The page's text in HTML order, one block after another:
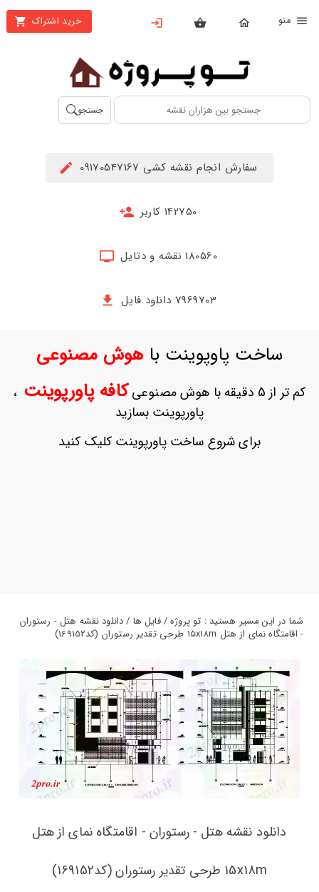
خرید اشتراک
بستن
محصولات
تهیه
اشتراک
حساب
ثبت
بازیابی
جستجو
سفارش انجام نقشه کشی 09170547167
142750 کاربر
180560 نقشه و دتایل
7969703 دانلود فایل
ساخت پاوپوینت باهوش مصنوعی
کم تر از 5 دقیقه با هوش مصنوعی کافه پاورپوینت ،
پاورپوینت بسازید
برای شروع ساخت پاورپوینت کلیک کنید
شما در این مسیر هستید : تو پروژه / فایل ها / دانلود نقشه هتل - رستوران
- اقامتگاه نمای از هتل 15x18m طرحی تقدیر رستوران (کد169152)
دانلود نقشه هتل - رستوران - اقامتگاه نمای از هتل
15x18m طرحی تقدیر رستوران (کد169152)